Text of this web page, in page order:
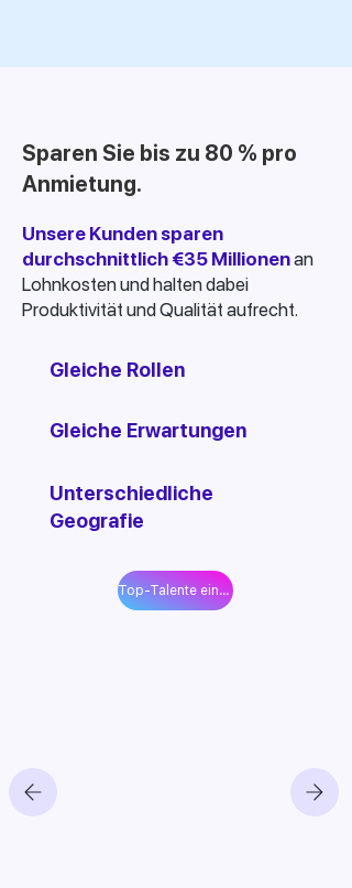
Sparen Sie bis zu 80 % pro
Anmietung.
Unsere Kunden sparen
durchschnittlich €35 Millionenan
Lohnkosten und halten dabei
Produktivität und Qualität aufrecht.
Gleiche Rollen
Gleiche Erwartungen
Unterschiedliche
Geografie
Top-Talente einstellen